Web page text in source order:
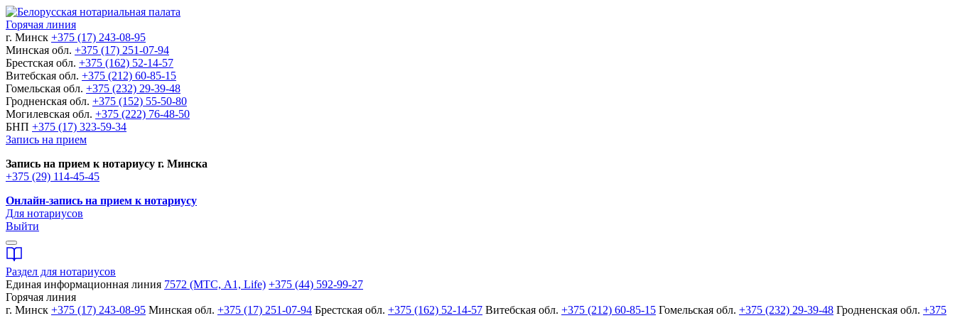
Горячая линия
г. Минск +375 (17) 243-08-95
Минская обл. +375 (17) 251-07-94
Брестская обл. +375 (162) 52-14-57
Витебская обл. +375 (212) 60-85-15
Гомельская обл. +375 (232) 29-39-48
Гродненская обл. +375 (152) 55-50-80
Могилевская обл. +375 (222) 76-48-50
БНП +375 (17) 323-59-34
Запись на прием
Запись на прием к нотариусу г. Минска
+375 (29) 114-45-45
Онлайн-запись на прием к нотариусу
Для нотариусов
Выйти
Раздел для нотариусов
Единая информационная линия 7572 (МТС, A1, Life) +375 (44) 592-99-27
Горячая линия
г. Минск +375 (17) 243-08-95 Минская обл. +375 (17) 251-07-94 Брестская обл. +375 (162) 52-14-57 Витебская обл. +375 (212) 60-85-15 Гомельская обл. +375 (232) 29-39-48 Гродненская обл. +375